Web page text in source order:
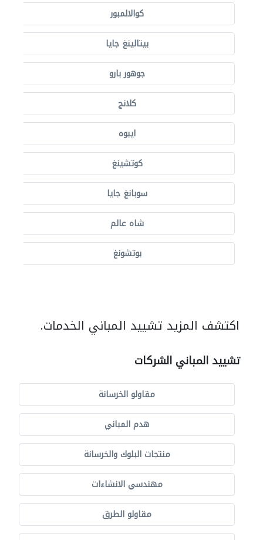
كوالالمبور
بيتالينغ جايا
جوهور بارو
كلانج
ايبوه
كوتشينغ
سوبانغ جايا
شاه عالم
بوتشونغ
اكتشف المزيد تشييد المباني الخدمات.
تشييد المباني الشركات
مقاولو الخرسانة
هدم المباني
منتجات البلوك والخرسانة
مهندسي الانشاءات
مقاولو الطرق